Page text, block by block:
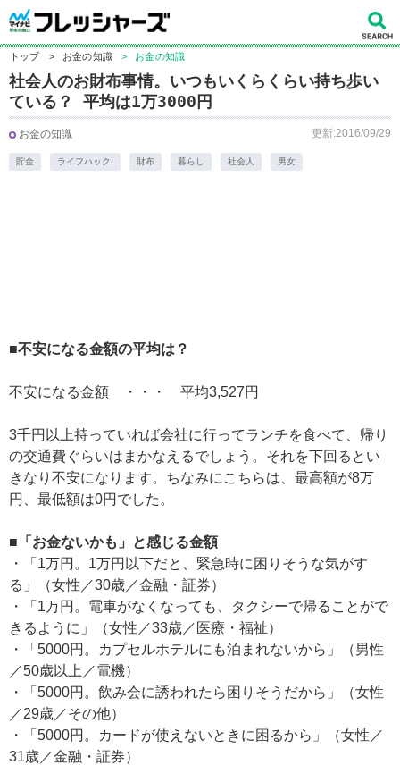
トップ > お金の知識 > お金の知識
社会人のお財布事情。いつもいくらくらい持ち歩い
ている？ 平均は1万3000円
お金の知識 更新:2016/09/29
貯金 ライフハック. 財布 暮らし 社会人 男女
■不安になる金額の平均は？
不安になる金額 ・・・ 平均3,527円
3千円以上持っていれば会社に行ってランチを食べて、帰り
の交通費ぐらいはまかなえるでしょう。それを下回るとい
きなり不安になります。ちなみにこちらは、最高額が8万
円、最低額は0円でした。
■「お金ないかも」と感じる金額
・「1万円。1万円以下だと、緊急時に困りそうな気がす
る」（女性／30歳／金融・証券）
・「1万円。電車がなくなっても、タクシーで帰ることがで
きるように」（女性／33歳／医療・福祉）
・「5000円。カプセルホテルにも泊まれないから」（男性
／50歳以上／電機）
・「5000円。飲み会に誘われたら困りそうだから」（女性
／29歳／その他）
・「5000円。カードが使えないときに困るから」（女性／
31歳／金融・証券）